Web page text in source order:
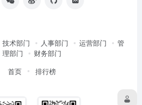
技术部门 人事部门 运营部门
管
理部门
财务部门
首页
排行榜